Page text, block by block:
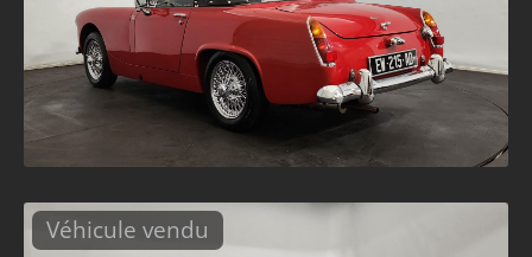
Véhicule vendu